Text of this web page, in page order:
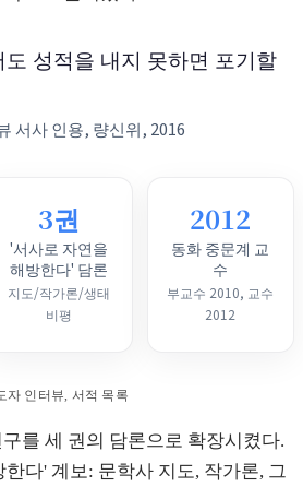
성적을 내지 못하면 포기할
서사 인용, 량신위, 2016
3권
'서사로 자연을
해방한다' 담론
지도/작가론/생태
비평
2012
동화 중문계 교
수
부교수 2010, 교수
2012
자 인터뷰, 서적 목록
를 세 권의 담론으로 확장시켰다.
다' 계보: 문학사 지도, 작가론, 그